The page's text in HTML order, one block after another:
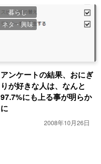
暮らし
ネタ・興味
アンケートの結果、おにぎ
りが好きな人は、なんと
97.7%にも上る事が明らか
に
2008年10月26日